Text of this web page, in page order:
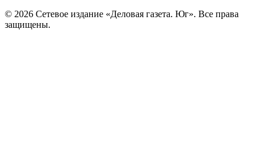
© 2026 Сетевое издание «Деловая газета. Юг». Все права
защищены.